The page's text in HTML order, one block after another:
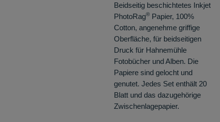
Beidseitig beschichtetes Inkjet
PhotoRag® Papier, 100%
Cotton, angenehme griffige
Oberfläche, für beidseitigen
Druck für Hahnemühle
Fotobücher und Alben. Die
Papiere sind gelocht und
genutet. Jedes Set enthält 20
Blatt und das dazugehörige
Zwischenlagepapier.